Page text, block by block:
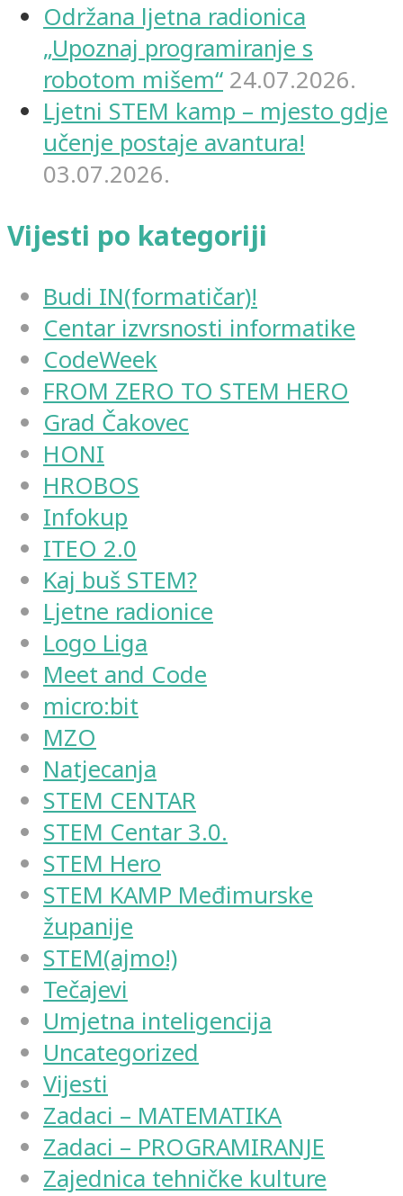
Održana ljetna radionica
„Upoznaj programiranje s
robotom mišem“ 24.07.2026.
Ljetni STEM kamp – mjesto gdje
učenje postaje avantura!
03.07.2026.
Vijesti po kategoriji
Budi IN(formatičar)!
Centar izvrsnosti informatike
CodeWeek
FROM ZERO TO STEM HERO
Grad Čakovec
HONI
HROBOS
Infokup
ITEO 2.0
Kaj buš STEM?
Ljetne radionice
Logo Liga
Meet and Code
micro:bit
MZO
Natjecanja
STEM CENTAR
STEM Centar 3.0.
STEM Hero
STEM KAMP Međimurske
županije
STEM(ajmo!)
Tečajevi
Umjetna inteligencija
Uncategorized
Vijesti
Zadaci – MATEMATIKA
Zadaci – PROGRAMIRANJE
Zajednica tehničke kulture